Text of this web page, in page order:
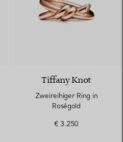
Tiffany Knot
Zweireihiger Ring in
Roségold
€ 3.250